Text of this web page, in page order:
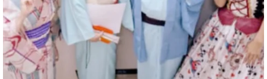
マジシャン派遣 パッションプリンセス【公式】
@comedy_illusion · 6 8月
お疲れ様です
ブログ更新しました
「マジシャン和歌山旅 白浜町・三段壁」